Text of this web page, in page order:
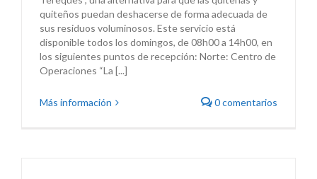
quiteños puedan deshacerse de forma adecuada de
sus residuos voluminosos. Este servicio está
disponible todos los domingos, de 08h00 a 14h00, en
los siguientes puntos de recepción: Norte: Centro de
Operaciones “La [...]
Más información 0 comentarios